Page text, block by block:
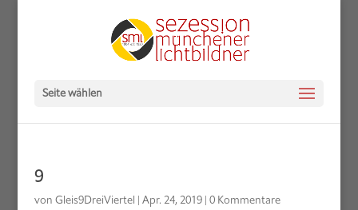
Seite wählen
9
von Gleis9DreiViertel | Apr. 24, 2019| 0 Kommentare